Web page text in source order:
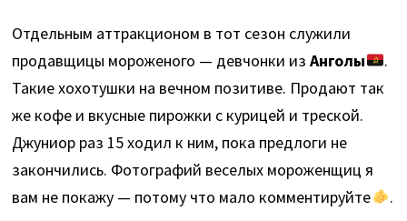
Отдельным аттракционом в тот сезон служили
продавщицы мороженого — девчонки изАнголы
.
Такие хохотушки на вечном позитиве. Продают так
же кофе и вкусные пирожки с курицей и треской.
Джуниор раз 15 ходил к ним, пока предлоги не
закончились. Фотографий веселых мороженщиц я
вам не покажу — потому что мало комментируйте
.